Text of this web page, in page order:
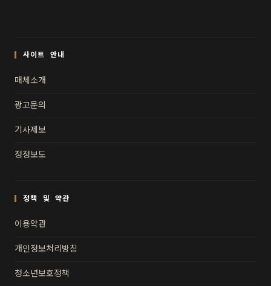
사이트 안내
매체소개
광고문의
기사제보
정정보도
정책 및 약관
이용약관
개인정보처리방침
청소년보호정책